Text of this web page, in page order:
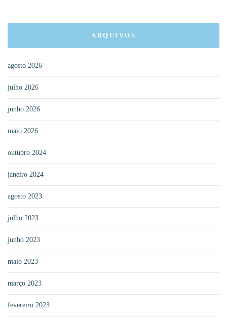
ARQUIVOS
agosto 2026
julho 2026
junho 2026
maio 2026
outubro 2024
janeiro 2024
agosto 2023
julho 2023
junho 2023
maio 2023
março 2023
fevereiro 2023